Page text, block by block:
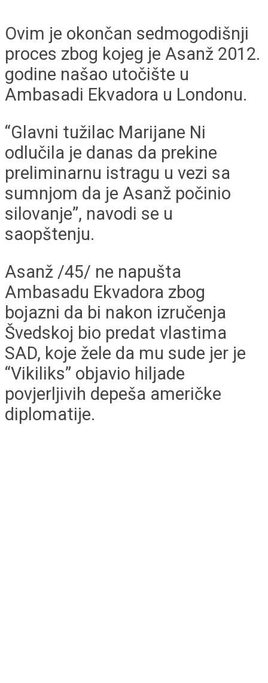
Ovim je okončan sedmogodišnji
proces zbog kojeg je Asanž 2012.
godine našao utočište u
Ambasadi Ekvadora u Londonu.
“Glavni tužilac Marijane Ni
odlučila je danas da prekine
preliminarnu istragu u vezi sa
sumnjom da je Asanž počinio
silovanje”, navodi se u
saopštenju.
Asanž /45/ ne napušta
Ambasadu Ekvadora zbog
bojazni da bi nakon izručenja
Švedskoj bio predat vlastima
SAD, koje žele da mu sude jer je
“Vikiliks” objavio hiljade
povjerljivih depeša američke
diplomatije.